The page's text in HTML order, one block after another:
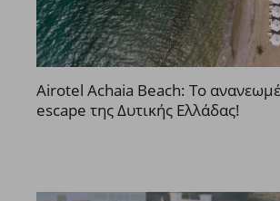
Airotel Achaia Beach: Το
escape της Δυτικής Ελλάδας!